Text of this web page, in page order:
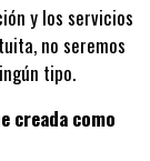
y los servicios
no seremos
tipo.
creada como